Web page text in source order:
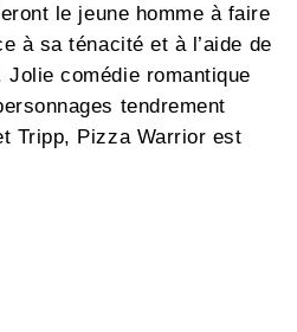
le jeune homme à faire
à sa ténacité et à l’aide de
comédie romantique
tendrement
Tripp, Pizza Warrior est
intégrale sera